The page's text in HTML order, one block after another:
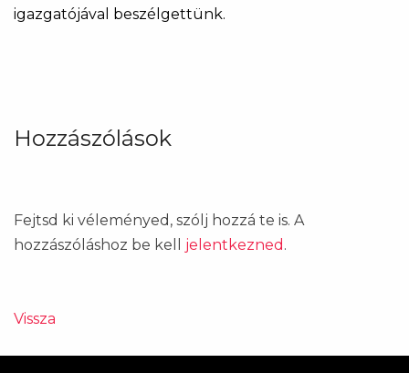
igazgatójával beszélgettünk.
Hozzászólások
Fejtsd ki véleményed, szólj hozzá te is. A
hozzászóláshoz be kell jelentkezned .
Vissza